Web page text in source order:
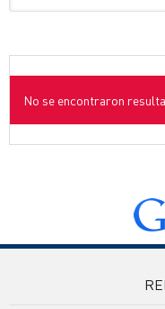
No se encontraron